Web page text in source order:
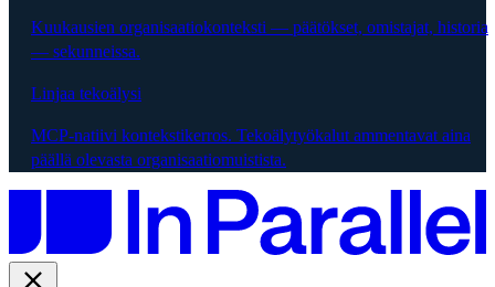
Kuukausien organisaatiokonteksti — päätökset, omistajat, historia
— sekunneissa.
Linjaa tekoälysi
MCP-natiivi kontekstikerros. Tekoälytyökalut ammentavat aina
päällä olevasta organisaatiomuistista.